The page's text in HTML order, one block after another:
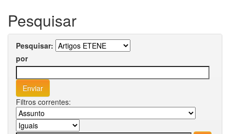
Pesquisar
Pesquisar:
por
Filtros correntes: